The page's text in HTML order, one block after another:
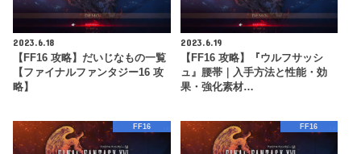
2023.6.18
【FF16 攻略】だいじなもの一覧
【ファイナルファンタジー16 攻
略】
2023.6.19
【FF16 攻略】『ウルフサッシ
ュ』腰帯｜入手方法と性能・効
果・強化素材…
FF16 FF16